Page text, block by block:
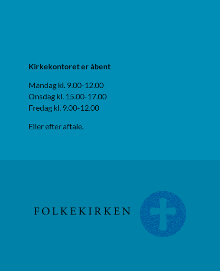
Kirkekontoret er åbent
Mandag kl. 9.00-12.00
Onsdag kl. 15.00-17.00
Fredag kl. 9.00-12.00
Eller efter aftale.